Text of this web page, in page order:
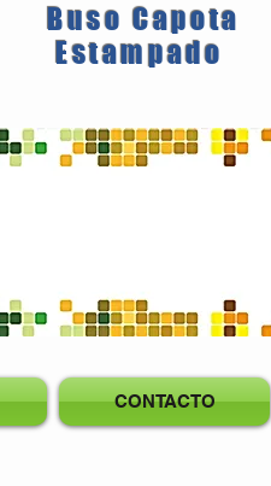
Buso Capota
Estampado
CONTACTO